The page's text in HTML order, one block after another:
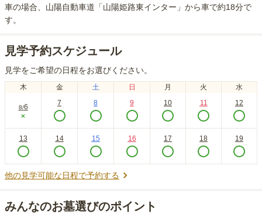
車の場合、山陽自動車道「山陽姫路東インター」から車で約18分で
す。
見学予約スケジュール
見学をご希望の日程をお選びください。
木 金 土 日 月 火 水
8/6
×
7 8 9 10 11 12
13 14 15 16 17 18 19
他の見学可能な日程で予約する
みんなのお墓選びのポイント